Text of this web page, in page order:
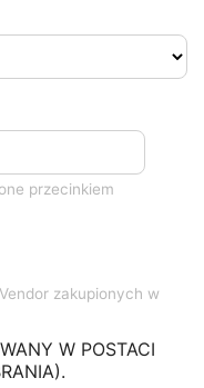
przecinkiem
zakupionych w
W POSTACI